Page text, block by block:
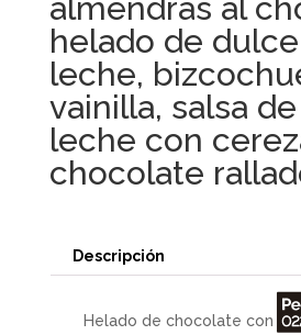
almendras al
helado de
leche,
vainilla, salsa
leche con
chocolate
Descripción
Helado de chocolate con